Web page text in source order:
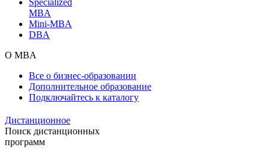
MBA
Mini-MBA
DBA
О MBA
Все о бизнес-образовании
Дополнительное образование
Подключайтесь к каталогу
Дистанционное
Поиск дистанционных
программ